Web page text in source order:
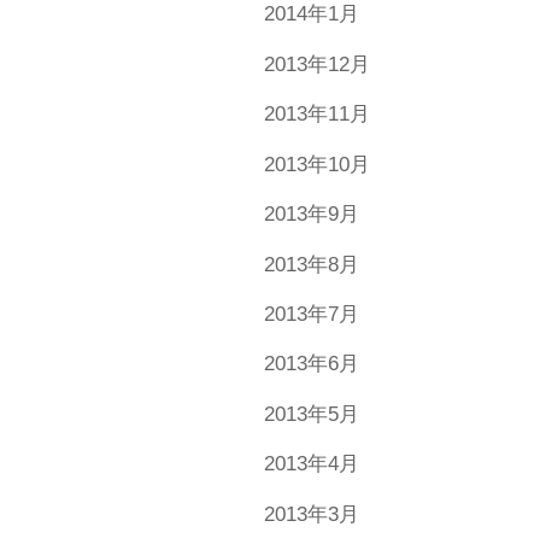
2014年1月
2013年12月
2013年11月
2013年10月
2013年9月
2013年8月
2013年7月
2013年6月
2013年5月
2013年4月
2013年3月